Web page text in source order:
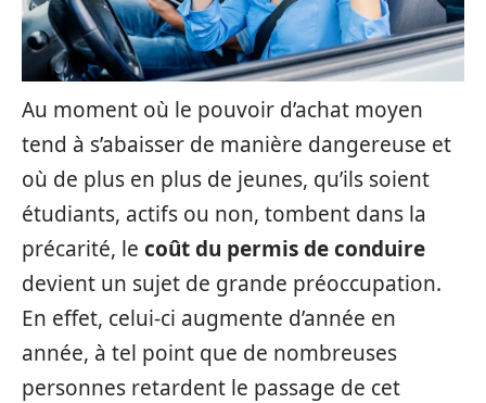
Au moment où le pouvoir d’achat moyen
tend à s’abaisser de manière dangereuse et
où de plus en plus de jeunes, qu’ils soient
étudiants, actifs ou non, tombent dans la
précarité, le coût du permis de conduire
devient un sujet de grande préoccupation.
En effet, celui-ci augmente d’année en
année, à tel point que de nombreuses
personnes retardent le passage de cet